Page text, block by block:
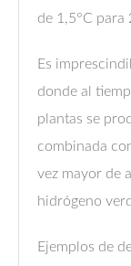
de 1,5°C para
Es
donde al
plantas se
combinada
vez mayor de
hidrógeno
Ejemplos de